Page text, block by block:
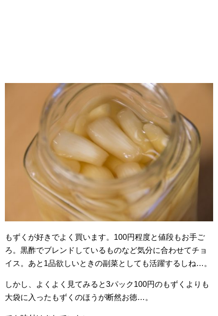
もずくが好きでよく買います。100円程度と値段もお手ご
ろ。黒酢でブレンドしているものなど気分に合わせてチョ
イス。あと1品欲しいときの副菜としても活躍するしね…。
しかし、よくよく見てみると3パック100円のもずくよりも
大袋に入ったもずくのほうが断然お徳…。